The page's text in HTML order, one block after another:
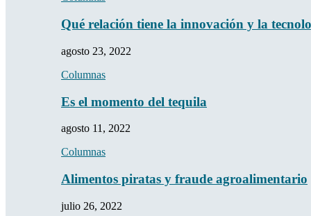
Qué relación tiene la innovación y la
agosto 23, 2022
Columnas
Es el momento del tequila
agosto 11, 2022
Columnas
Alimentos piratas y fraude agroalimentario
julio 26, 2022